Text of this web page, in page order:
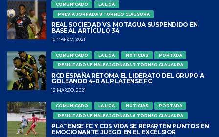
COMUNICADO
LA LIGA
PREVIA JORNADA 8 TORNEO CLAUSURA
REAL SOCIEDAD VS. MOTAGUA SUSPENDIDO EN
BASE AL ARTÍCULO 34
16 MARZO, 2021
COMUNICADO LA LIGA NOTICIAS
PORTADA
RESULTADOS FINALES JORNADA 7 TORNEO CLAUSURA
RCD ESPAÑA RETOMA EL LIDERATO DEL GRUPO A
GOLEANDO 4-0 AL PLATENSE FC
12 MARZO, 2021
COMUNICADO LA LIGA NOTICIAS
PORTADA
RESULTADOS FINALES JORNADA 6 TORNEO CLAUSURA
PLATENSE FC Y CDS VIDA SE REPARTEN PUNTOS EN
EMOCIONANTE JUEGO EN EL EXCÉLSIOR